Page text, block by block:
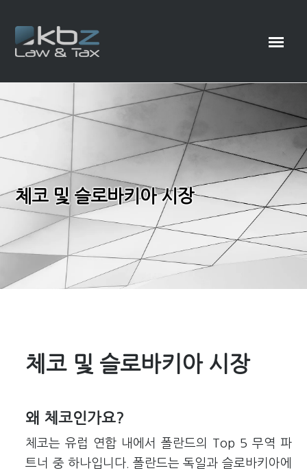
체코 및 슬로바키아 시장
체코 및 슬로바키아 시장
왜 체코인가요?
체코는 유럽 연합 내에서 폴란드의 Top 5 무역 파
트너 중 하나입니다. 폴란드는 독일과 슬로바키아에